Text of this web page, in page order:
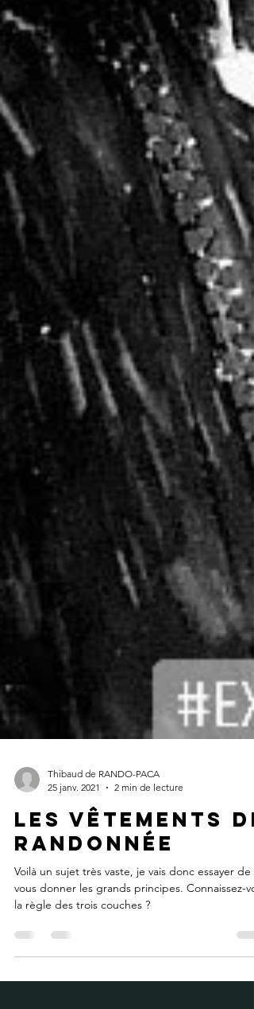
Thibaud de RANDO-PACA
25 janv. 2021
2 min de lecture
Les Vêtements de
Randonnée
Voilà un sujet très vaste, je vais donc essayer de